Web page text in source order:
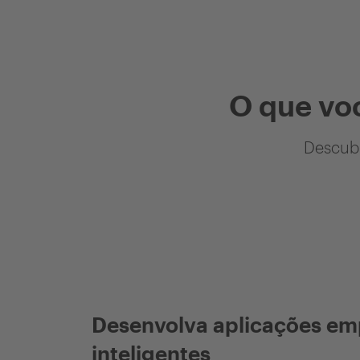
O que
Desenvolva aplicações
inteligentes